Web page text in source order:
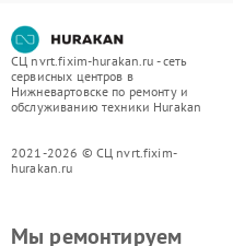
СЦ nvrt.fixim-hurakan.ru - сеть
сервисных центров в
Нижневартовске по ремонту и
обслуживанию техники Hurakan
2021-2026 © СЦ nvrt.fixim-
hurakan.ru
Мы ремонтируем